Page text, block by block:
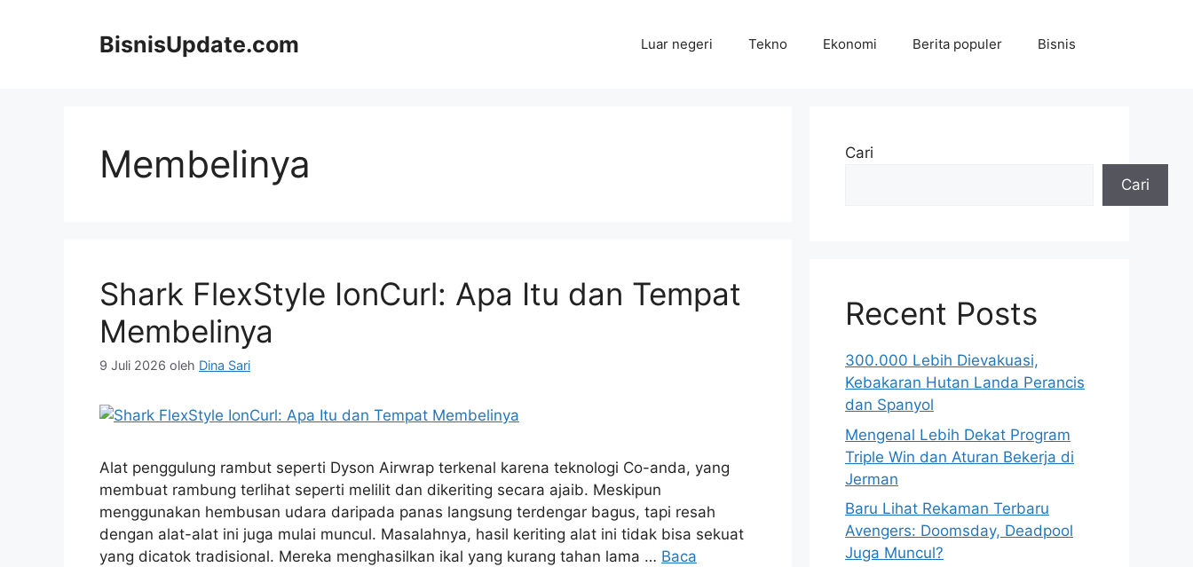
BisnisUpdate.com Luar negeri Tekno Ekonomi Berita populer Bisnis
Membelinya
Shark FlexStyle IonCurl: Apa Itu dan Tempat
Membelinya
9 Juli 2026 oleh Dina Sari
Alat penggulung rambut seperti Dyson Airwrap terkenal karena teknologi Co-anda, yang
membuat rambung terlihat seperti melilit dan dikeriting secara ajaib. Meskipun
menggunakan hembusan udara daripada panas langsung terdengar bagus, tapi resah
dengan alat-alat ini juga mulai muncul. Masalahnya, hasil keriting alat ini tidak bisa sekuat
yang dicatok tradisional. Mereka menghasilkan ikal yang kurang tahan lama … Baca
Cari
Cari
Recent Posts
300.000 Lebih Dievakuasi,
Kebakaran Hutan Landa Perancis
dan Spanyol
Mengenal Lebih Dekat Program
Triple Win dan Aturan Bekerja di
Jerman
Baru Lihat Rekaman Terbaru
Avengers: Doomsday, Deadpool
Juga Muncul?